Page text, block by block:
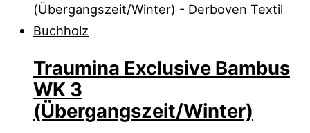
Traumina Exclusive Bambus
WK 3
(Übergangszeit/Winter)